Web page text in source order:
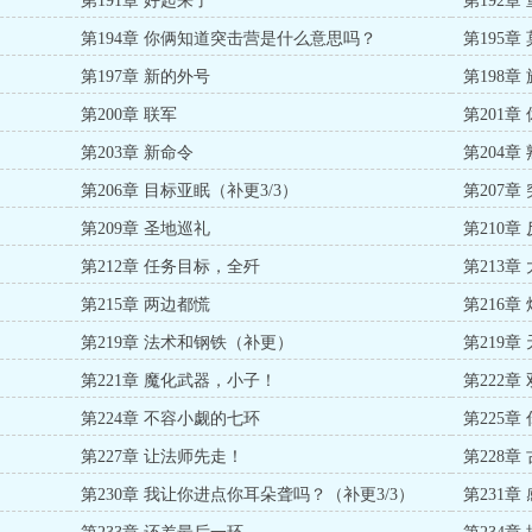
第194章 你俩知道突击营是什么意思吗？ 第195章
第197章 新的外号 第198章
第200章 联军 第201章
第203章 新命令 第204章
第206章 目标亚眠（补更3/3） 第207章
第209章 圣地巡礼 第210章
第212章 任务目标，全歼 第213章
第215章 两边都慌 第216章
第219章 法术和钢铁（补更） 第219章
第221章 魔化武器，小子！ 第222章
第224章 不容小觑的七环
第225章
1/3）
第227章 让法师先走！ 第228章
第230章 我让你进点你耳朵聋吗？（补更3/3） 第231章